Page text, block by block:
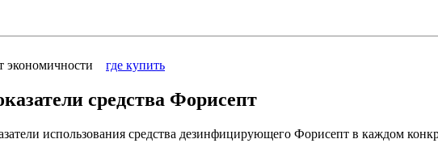
экономичности где купить
средства Форисепт
использования средства дезинфицирующего Форисепт в каждом